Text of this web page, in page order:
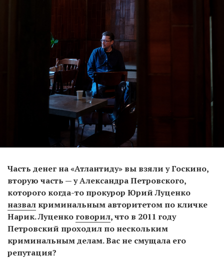
Часть денег на «Атлантиду» вы взяли у Госкино,
вторую часть — у Александра Петровского,
которого когда-то прокурор Юрий Луценко
назвал криминальным авторитетом по кличке
Нарик. Луценко говорил, что в 2011 году
Петровский проходил по нескольким
криминальным делам. Вас не смущала его
репутация?